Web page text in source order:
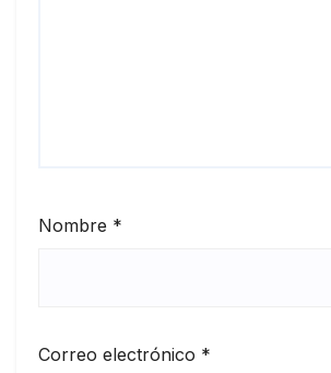
Nombre *
Correo electrónico *